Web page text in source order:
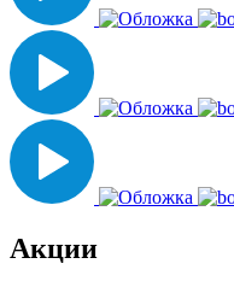
Акции